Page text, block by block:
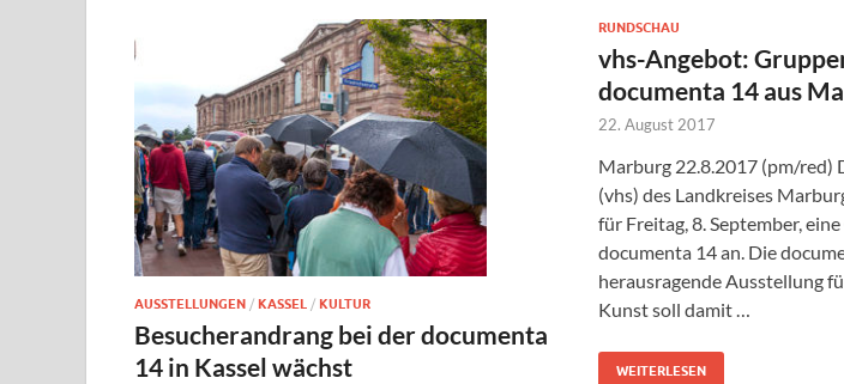
AUSSTELLUNGEN / KASSEL / KULTUR
Besucherandrang bei der documenta
14 in Kassel wächst
RUNDSCHAU
vhs-Angebot:
documenta 14 aus
22. August 2017
Marburg 22.8.2017 (pm/red)
(vhs) des Landkreises
für Freitag, 8. September,
documenta 14 an. Die
herausragende Ausstellung
Kunst soll damit …
WEITERLESEN